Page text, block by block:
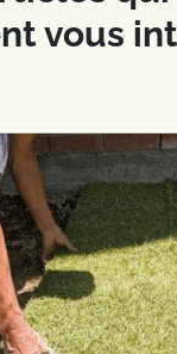
vous